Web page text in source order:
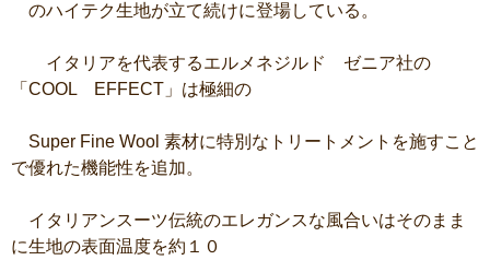
のハイテク生地が立て続けに登場している。
イタリアを代表するエルメネジルド ゼニア社の
「COOL EFFECT」は極細の
Super Fine Wool 素材に特別なトリートメントを施すこと
で優れた機能性を追加。
イタリアンスーツ伝統のエレガンスな風合いはそのまま
に生地の表面温度を約１０